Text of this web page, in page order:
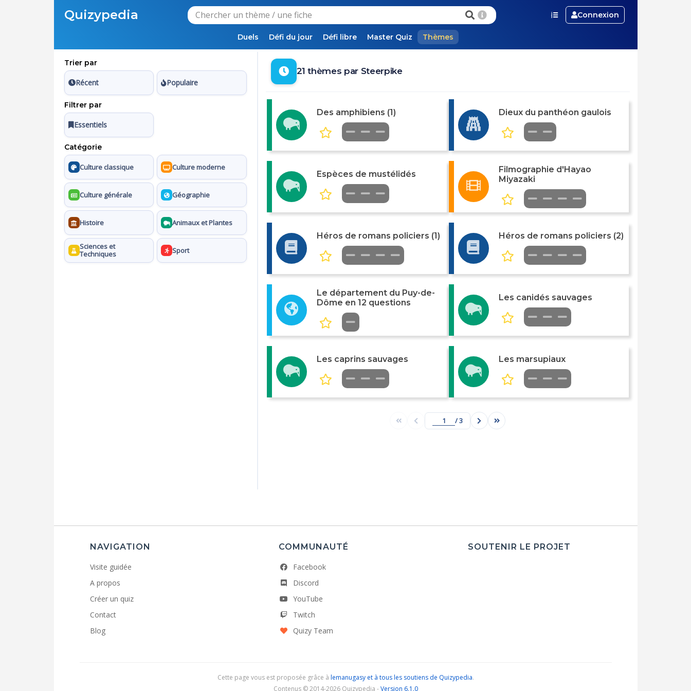
Quizypedia Connexion
Duels Défi du jour Défi libre Master Quiz Thèmes
Trier par
Récent Populaire
Filtrer par
Essentiels
Catégorie
Culture classique Culture moderne
Culture générale Géographie
Histoire Animaux et Plantes
Sciences et
Techniques
Sport
21 thèmes par Steerpike
Des amphibiens (1) Dieux du panthéon gaulois
Espèces de mustélidés
Filmographie d'Hayao
Miyazaki
Héros de romans policiers (1) Héros de romans policiers (2)
Le département du Puy-de-
Dôme en 12 questions
Les canidés sauvages
Les caprins sauvages Les marsupiaux
/ 3
NAVIGATION
Visite guidée
A propos
Créer un quiz
Contact
Blog
COMMUNAUTÉ
Facebook
Discord
YouTube
Twitch
Quizy Team
SOUTENIR LE PROJET
Cette page vous est proposée grâce à lemanugasy et à tous les soutiens de Quizypedia.
Contenus © 2014-2026 Quizypedia -Version 6.1.0